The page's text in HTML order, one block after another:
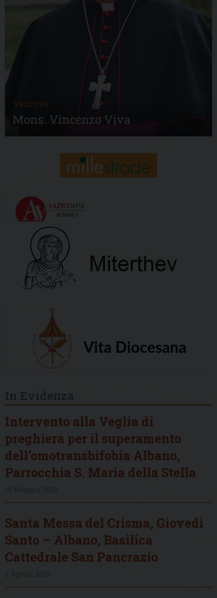
Vescovo
Mons. Vincenzo Viva
Intervento alla Veglia di
preghiera per il superamento
dell’omotransbifobia Albano,
Parrocchia S. Maria della Stella
Santa Messa del Crisma, Giovedì
Santo – Albano, Basilica
Cattedrale San Pancrazio